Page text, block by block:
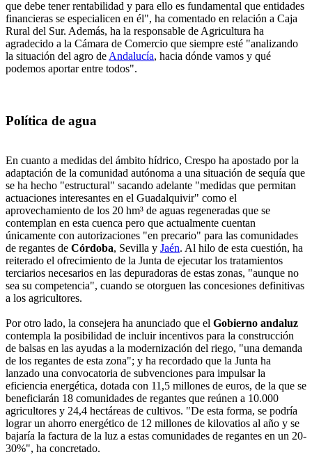
que debe tener rentabilidad y para ello es fundamental que entidades
financieras se especialicen en él", ha comentado en relación a Caja
Rural del Sur. Además, ha la responsable de Agricultura ha
agradecido a la Cámara de Comercio que siempre esté "analizando
la situación del agro de Andalucía, hacia dónde vamos y qué
podemos aportar entre todos".
Política de agua
En cuanto a medidas del ámbito hídrico, Crespo ha apostado por la
adaptación de la comunidad autónoma a una situación de sequía que
se ha hecho "estructural" sacando adelante "medidas que permitan
actuaciones interesantes en el Guadalquivir" como el
aprovechamiento de los 20 hm³ de aguas regeneradas que se
contemplan en esta cuenca pero que actualmente cuentan
únicamente con autorizaciones "en precario" para las comunidades
de regantes de Córdoba, Sevilla y Jaén. Al hilo de esta cuestión, ha
reiterado el ofrecimiento de la Junta de ejecutar los tratamientos
terciarios necesarios en las depuradoras de estas zonas, "aunque no
sea su competencia", cuando se otorguen las concesiones definitivas
a los agricultores.
Por otro lado, la consejera ha anunciado que el Gobierno andaluz
contempla la posibilidad de incluir incentivos para la construcción
de balsas en las ayudas a la modernización del riego, "una demanda
de los regantes de esta zona"; y ha recordado que la Junta ha
lanzado una convocatoria de subvenciones para impulsar la
eficiencia energética, dotada con 11,5 millones de euros, de la que se
beneficiarán 18 comunidades de regantes que reúnen a 10.000
agricultores y 24,4 hectáreas de cultivos. "De esta forma, se podría
lograr un ahorro energético de 12 millones de kilovatios al año y se
bajaría la factura de la luz a estas comunidades de regantes en un 20-
30%", ha concretado.